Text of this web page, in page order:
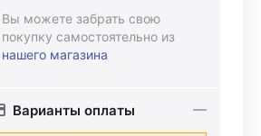
Вы можете забрать свою
покупку самостоятельно из
нашего магазина
Варианты оплаты